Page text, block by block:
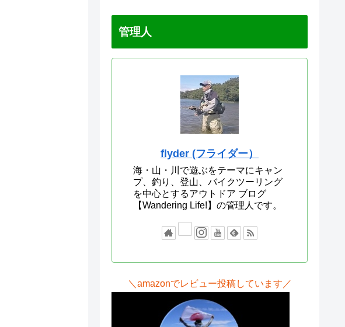
管理人
flyder (フライダー）
海・山・川で遊ぶをテーマにキャン
プ、釣り、登山、バイクツーリング
を中心とするアウトドア ブログ
【Wandering Life!】の管理人です。
＼amazonでレビュー投稿しています／